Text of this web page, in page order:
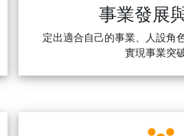
事業發展
定出適合自己的事業、人設角
實現事業突破